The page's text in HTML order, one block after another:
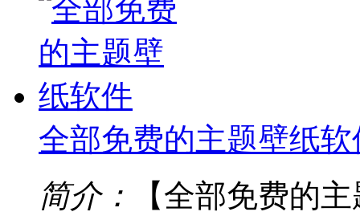
全部免费的主题壁纸软
简介：
【全部免费的